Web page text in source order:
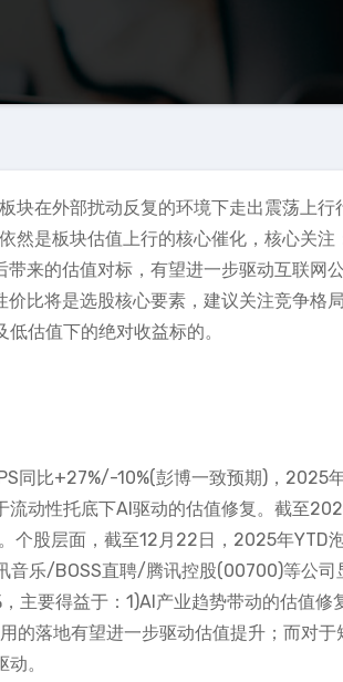
块在外部扰动反复的环境下走出震荡上行
是板块估值上行的核心催化，核心关注
来的估值对标，有望进一步驱动互联网
比将是选股核心要素，建议关注竞争格
估值下的绝对收益标的。
同比+27%/-10%(彭博一致预期)，2025
动性托底下AI驱动的估值修复。截至
个股层面，截至12月22日，2025年YTD
乐/BOSS直聘/腾讯控股(00700)等公司
要得益于：1)AI产业趋势带动的估值修
的落地有望进一步驱动估值提升；而对于
。